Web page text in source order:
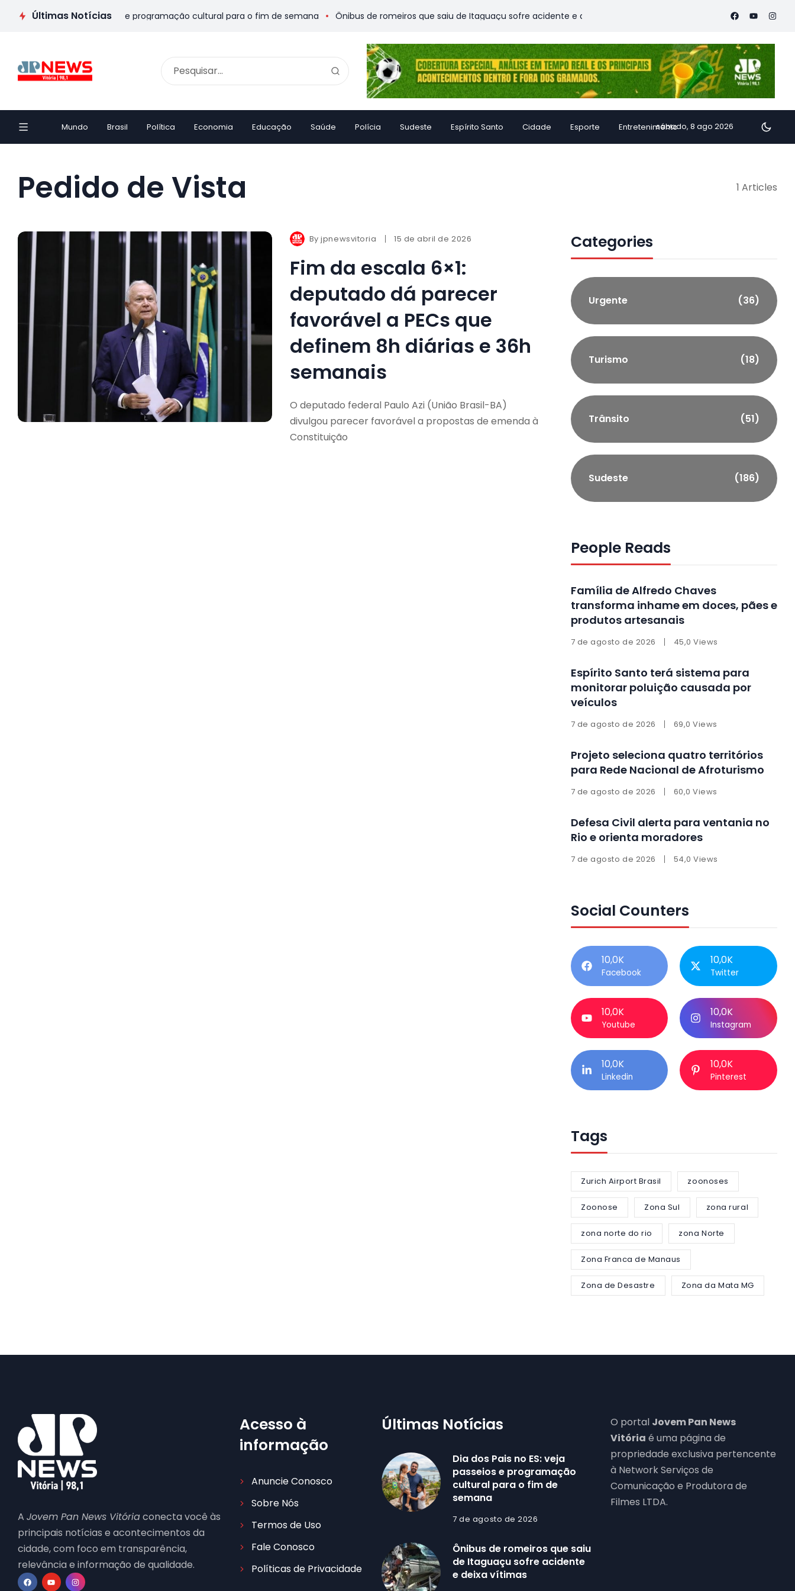
Últimas Notícias
Pais no ES: veja passeios e programação cultural para o fim de semana Ônibus de romeiros que saiu de Itaguaçu sofre acidente e deixa vítimas Família de Alfredo Chaves
Mundo Brasil Política Economia Educação Saúde Polícia Sudeste Espírito Santo Cidade Esporte Entretenimentosábado, 8 ago 2026
Pedido de Vista 1 Articles
Byjpnewsvitoria 15 de abril de 2026
Fim da escala 6×1:
deputado dá parecer
favorável a PECs que
definem 8h diárias e 36h
semanais
O deputado federal Paulo Azi (União Brasil-BA)
divulgou parecer favorável a propostas de emenda à
Constituição
Categories
Urgente (36)
Turismo (18)
Trânsito (51)
Sudeste (186)
People Reads
Família de Alfredo Chaves
transforma inhame em doces, pães e
produtos artesanais
7 de agosto de 2026 45,0 Views
Espírito Santo terá sistema para
monitorar poluição causada por
veículos
7 de agosto de 2026 69,0 Views
Projeto seleciona quatro territórios
para Rede Nacional de Afroturismo
7 de agosto de 2026 60,0 Views
Defesa Civil alerta para ventania no
Rio e orienta moradores
7 de agosto de 2026 54,0 Views
Social Counters
10,0K
Facebook
10,0K
Twitter
10,0K
Youtube
10,0K
Instagram
10,0K
Linkedin
10,0K
Pinterest
Tags
Zurich Airport Brasil zoonoses
Zoonose Zona Sul zona rural
zona norte do rio zona Norte
Zona Franca de Manaus
Zona de Desastre Zona da Mata MG
A Jovem Pan News Vitóriaconecta você às
principais notícias e acontecimentos da
cidade, com foco em transparência,
relevância e informação de qualidade.
Acesso à
informação
Anuncie Conosco
Sobre Nós
Termos de Uso
Fale Conosco
Políticas de Privacidade
Últimas Notícias
Dia dos Pais no ES: veja
passeios e programação
cultural para o fim de
semana
7 de agosto de 2026
Ônibus de romeiros que saiu
de Itaguaçu sofre acidente
e deixa vítimas
O portal Jovem Pan News
Vitória é uma página de
propriedade exclusiva pertencente
à Network Serviços de
Comunicação e Produtora de
Filmes LTDA.